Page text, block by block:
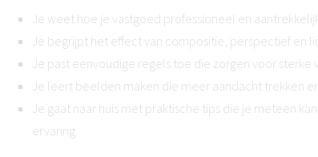
Je weet hoe je vastgoed professioneel en
Je begrijpt het effect van compositie, perspectief en
Je past eenvoudige regels toe die zorgen voor sterke
Je leert beelden maken die meer aandacht trekken
Je gaat naar huis met praktische tips die je meteen
ervaring.